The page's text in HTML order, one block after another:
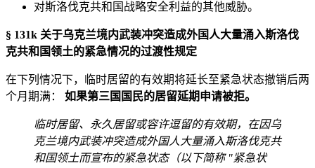
对斯洛伐克共和国战略安全利益的其他威胁。
§ 131k 关于乌克兰境内武装冲突造成外国人大量涌入斯洛伐
克共和国领土的紧急情况的过渡性规定
在下列情况下，临时居留的有效期将延长至紧急状态撤销后两
个月期满： 如果第三国国民的居留延期申请被拒。
临时居留、永久居留或容许逗留的有效期，在因乌
克兰境内武装冲突造成外国人大量涌入斯洛伐克共
和国领土而宣布的紧急状态（以下简称 "紧急状